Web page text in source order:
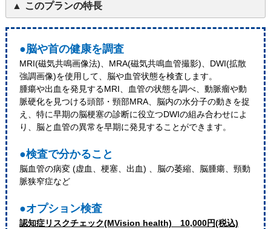
このプランの特長
●脳や首の健康を調査
MRI(磁気共鳴画像法)、MRA(磁気共鳴血管撮影)、DWI(拡散
強調画像)を使⽤して、脳や血管状態を検査します。
腫瘍や出血を発見するMRI、血管の状態を調べ、動脈瘤や動
脈硬化を見つける頭部・頸部MRA、脳内の水分子の動きを捉
え、特に早期の脳梗塞の診断に役立つDWIの組み合わせによ
り、脳と血管の異常を早期に発見することができます。
●検査で分かること
脳血管の病変 (虚血、梗塞、出血) 、脳の萎縮、脳腫瘍、頸動
脈狭窄症など
●オプション検査
認知症リスクチェック(MVision health) 10,000円(税込)